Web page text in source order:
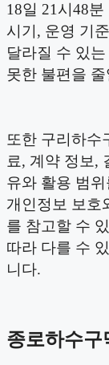
18일 21시48
시기, 운영 기
달라질 수 있
못한 불편을
또한 구리하수
료, 계약 정보,
유와 활용 범
개인정보 보호
를 참고할 수
따라 다를 수
니다.
종로하수구